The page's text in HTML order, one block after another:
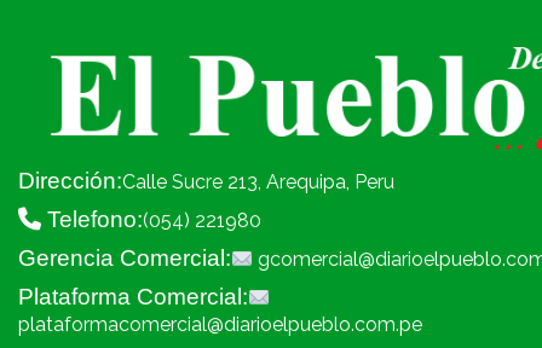
Dirección:Calle Sucre 213, Arequipa, Peru
Telefono:(054) 221980
Gerencia Comercial:
Plataforma Comercial:
plataformacomercial@diarioelpueblo.com.pe